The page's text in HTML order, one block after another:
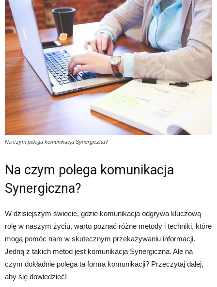
Na czym polega komunikacja Synergiczna?
Na czym polega komunikacja
Synergiczna?
W dzisiejszym świecie, gdzie komunikacja odgrywa kluczową
rolę w naszym życiu, warto poznać różne metody i techniki, które
mogą pomóc nam w skutecznym przekazywaniu informacji.
Jedną z takich metod jest komunikacja Synergiczna. Ale na
czym dokładnie polega ta forma komunikacji? Przeczytaj dalej,
aby się dowiedzieć!